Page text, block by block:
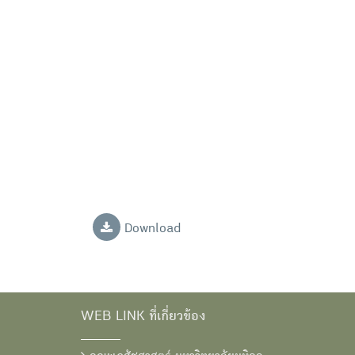
Download
WEB LINK ที่เกี่ยวข้อง